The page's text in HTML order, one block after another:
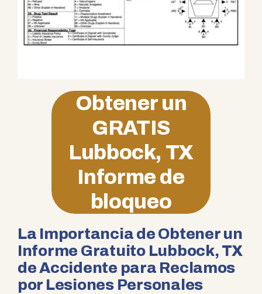
Obtener un
GRATIS
Lubbock, TX
Informe de
bloqueo
La Importancia de Obtener un
Informe Gratuito Lubbock, TX
de Accidente para Reclamos
por Lesiones Personales